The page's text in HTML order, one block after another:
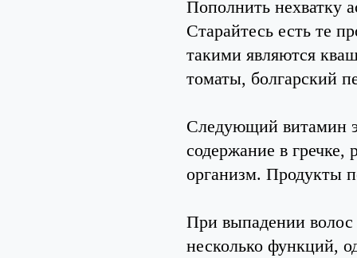
Пополнить нехватку
Старайтесь есть те
такими являются
томаты, болгарский
Следующий витамин
содержание в гречке,
организм. Продукты
При выпадении
несколько функций,